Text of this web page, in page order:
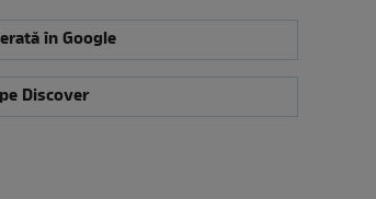
în Google
Discover